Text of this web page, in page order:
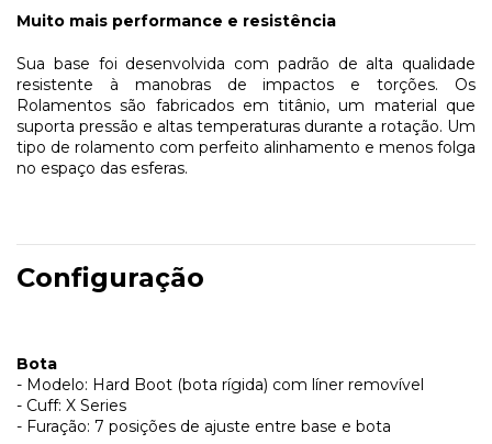
Muito mais performance e resistência
Sua base foi desenvolvida com padrão de alta qualidade
resistente à manobras de impactos e torções. Os
Rolamentos são fabricados em titânio, um material que
suporta pressão e altas temperaturas durante a rotação. Um
tipo de rolamento com perfeito alinhamento e menos folga
no espaço das esferas.
Configuração
Bota
- Modelo: Hard Boot (bota rígida) com líner removível
- Cuff: X Series
- Furação: 7 posições de ajuste entre base e bota